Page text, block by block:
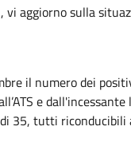
vi aggiorno sulla
il numero dei
e dall'incessante
35, tutti riconducibili